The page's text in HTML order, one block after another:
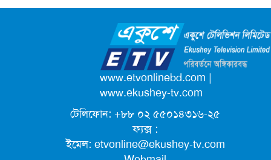
আনন্দ মিছিল
ক্যাম্পাস অ্যাম্বাসেডর নিয়োগ দিচ্ছে একুশে
টেলিভিশন
পদোন্নতি পেয়ে সচিব হলেন ২ কর্মকর্তা
লিগ্যাল এইডের মাধ্যমে সন্তান ফিরে পেল
সেই কিশোরী মা জুঁই
www.etvonlinebd.com |
www.ekushey-tv.com
টেলিফোন: +৮৮ ০২ ৫৫০১৪৩১৬-২৫
ফ্যক্স :
ইমেল: etvonline@ekushey-tv.com